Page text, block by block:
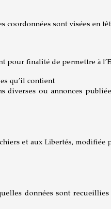
sont visées en
pour finalité de permettre à
qu’il contient
ou annonces
et aux Libertés, modifiée
données sont